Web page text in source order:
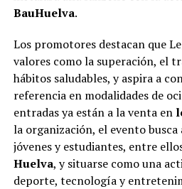
BauHuelva.
Los promotores destacan que
valores como la superación, el
hábitos saludables, y aspira a
referencia en modalidades de
entradas ya están a la venta en
la organización, el evento
jóvenes y estudiantes, entre
Huelva, y situarse como una
deporte, tecnología y